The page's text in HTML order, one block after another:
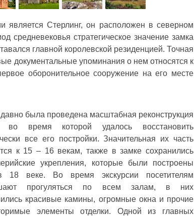
Стерлинг, он расположен в северном
средневековья стратегическое значение замка
главной королевской резиденцией. Точная
документальные упоминания о нем относятся к
оборонительное сооружение на его месте
давно была проведена масштабная реконструкция
во время которой удалось восстановить
все его постройки. Значительная их часть
к 15 – 16 векам, также в замке сохранились
укрепления, которые были построены
веке. Во время экскурсии посетителям
прогуляться по всем залам, в них
красивые камины, огромные окна и прочие
элементы отделки. Одной из главных